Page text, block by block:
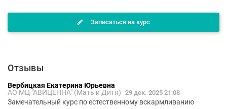
Записаться на курс
Отзывы
Вербицкая Екатерина Юрьевна
АО МЦ "АВИЦЕННА" (Мать и Дитя) 29 дек. 2025 21:08
Замечательный курс по естественному вскармливанию